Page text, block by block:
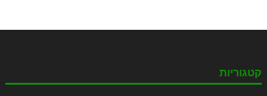
קטגוריות